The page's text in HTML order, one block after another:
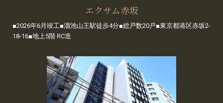
エクサム赤坂
■2026年6月竣工■溜池山王駅徒歩4分■総戸数20戸■東京都港区赤坂2-
18-16■地上5階 RC造